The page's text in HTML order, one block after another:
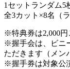
1セットランダム5
全3カット×8名（
※特典券は2,000
※握手会は、ビニ
ただきます（メン
※握手券は対象公